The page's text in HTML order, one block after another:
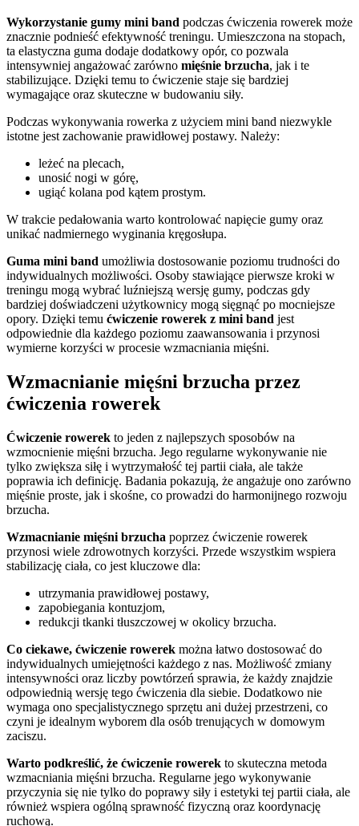
Wykorzystanie gumy mini band podczas ćwiczenia rowerek może
znacznie podnieść efektywność treningu. Umieszczona na stopach,
ta elastyczna guma dodaje dodatkowy opór, co pozwala
intensywniej angażować zarówno mięśnie brzucha, jak i te
stabilizujące. Dzięki temu to ćwiczenie staje się bardziej
wymagające oraz skuteczne w budowaniu siły.
Podczas wykonywania rowerka z użyciem mini band niezwykle
istotne jest zachowanie prawidłowej postawy. Należy:
leżeć na plecach,
unosić nogi w górę,
ugiąć kolana pod kątem prostym.
W trakcie pedałowania warto kontrolować napięcie gumy oraz
unikać nadmiernego wyginania kręgosłupa.
Guma mini band umożliwia dostosowanie poziomu trudności do
indywidualnych możliwości. Osoby stawiające pierwsze kroki w
treningu mogą wybrać luźniejszą wersję gumy, podczas gdy
bardziej doświadczeni użytkownicy mogą sięgnąć po mocniejsze
opory. Dzięki temu ćwiczenie rowerek z mini band jest
odpowiednie dla każdego poziomu zaawansowania i przynosi
wymierne korzyści w procesie wzmacniania mięśni.
Wzmacnianie mięśni brzucha przez
ćwiczenia rowerek
Ćwiczenie rowerek to jeden z najlepszych sposobów na
wzmocnienie mięśni brzucha. Jego regularne wykonywanie nie
tylko zwiększa siłę i wytrzymałość tej partii ciała, ale także
poprawia ich definicję. Badania pokazują, że angażuje ono zarówno
mięśnie proste, jak i skośne, co prowadzi do harmonijnego rozwoju
brzucha.
Wzmacnianie mięśni brzucha poprzez ćwiczenie rowerek
przynosi wiele zdrowotnych korzyści. Przede wszystkim wspiera
stabilizację ciała, co jest kluczowe dla:
utrzymania prawidłowej postawy,
zapobiegania kontuzjom,
redukcji tkanki tłuszczowej w okolicy brzucha.
Co ciekawe, ćwiczenie rowerek można łatwo dostosować do
indywidualnych umiejętności każdego z nas. Możliwość zmiany
intensywności oraz liczby powtórzeń sprawia, że każdy znajdzie
odpowiednią wersję tego ćwiczenia dla siebie. Dodatkowo nie
wymaga ono specjalistycznego sprzętu ani dużej przestrzeni, co
czyni je idealnym wyborem dla osób trenujących w domowym
zaciszu.
Warto podkreślić, że ćwiczenie rowerek to skuteczna metoda
wzmacniania mięśni brzucha. Regularne jego wykonywanie
przyczynia się nie tylko do poprawy siły i estetyki tej partii ciała, ale
również wspiera ogólną sprawność fizyczną oraz koordynację
ruchową.